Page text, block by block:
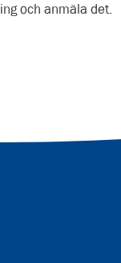
och anmäla det.